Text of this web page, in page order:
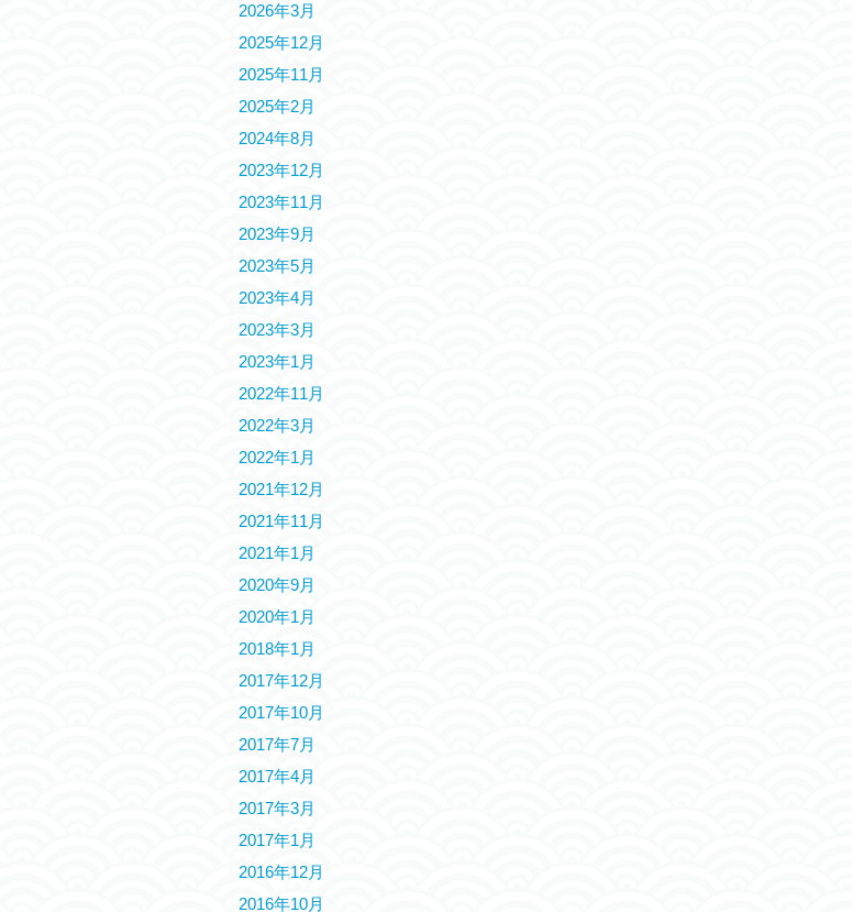
2026年3月
2025年12月
2025年11月
2025年2月
2024年8月
2023年12月
2023年11月
2023年9月
2023年5月
2023年4月
2023年3月
2023年1月
2022年11月
2022年3月
2022年1月
2021年12月
2021年11月
2021年1月
2020年9月
2020年1月
2018年1月
2017年12月
2017年10月
2017年7月
2017年4月
2017年3月
2017年1月
2016年12月
2016年10月